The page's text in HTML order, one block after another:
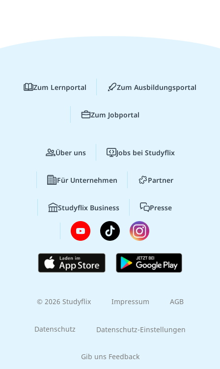
Zum Lernportal Zum Ausbildungsportal
Zum Jobportal
Über uns Jobs bei Studyflix
Für Unternehmen Partner
Studyflix Business Presse
© 2026 Studyflix Impressum AGB
Datenschutz Datenschutz-Einstellungen
Gib uns Feedback